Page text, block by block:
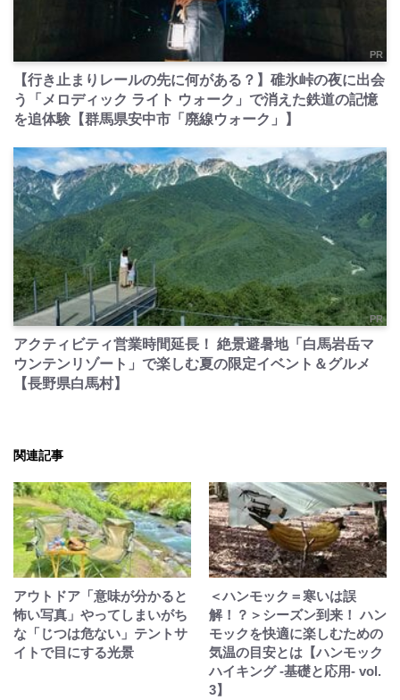
PR
【行き止まりレールの先に何がある？】碓氷峠の夜に出会
う「メロディック ライト ウォーク」で消えた鉄道の記憶
を追体験【群馬県安中市「廃線ウォーク」】
PR
アクティビティ営業時間延長！ 絶景避暑地「白馬岩岳マ
ウンテンリゾート」で楽しむ夏の限定イベント＆グルメ
【長野県白馬村】
関連記事
アウトドア「意味が分かると
怖い写真」やってしまいがち
な「じつは危ない」テントサ
イトで目にする光景
＜ハンモック＝寒いは誤
解！？＞シーズン到来！ ハン
モックを快適に楽しむための
気温の目安とは【ハンモック
ハイキング -基礎と応用- vol.
3】